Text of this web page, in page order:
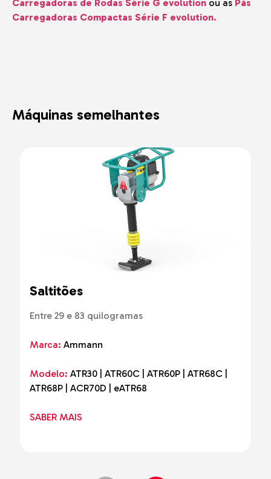
Carregadoras de Rodas Série G evolution ou as Pás
Carregadoras Compactas Série F evolution.
Máquinas semelhantes
Saltitões
Entre 29 e 83 quilogramas
Marca: Ammann
Modelo: ATR30 | ATR60C | ATR60P | ATR68C |
ATR68P | ACR70D | eATR68
SABER MAIS